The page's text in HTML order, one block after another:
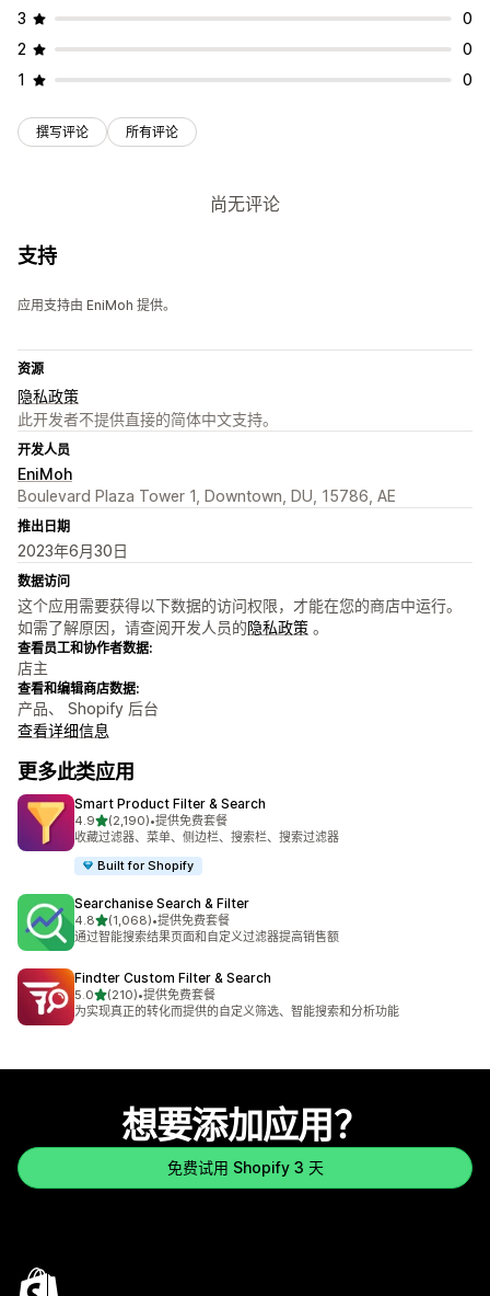
3
0
2
0
1
0
撰写评论 所有评论
尚无评论
支持
应用支持由 EniMoh 提供。
资源
隐私政策
此开发者不提供直接的简体中文支持。
开发人员
EniMoh
Boulevard Plaza Tower 1, Downtown, DU, 15786, AE
推出日期
2023年6月30日
数据访问
这个应用需要获得以下数据的访问权限，才能在您的商店中运行。
如需了解原因，请查阅开发人员的隐私政策 。
查看员工和协作者数据:
店主
查看和编辑商店数据:
产品、 Shopify 后台
查看详细信息
更多此类应用
Smart Product Filter & Search
4.9星（满分 5 星）
(2,190)
总共 2190 条评论
•提供免费套餐
收藏过滤器、菜单、侧边栏、搜索栏、搜索过滤器
Built for Shopify
Searchanise Search & Filter
4.8星（满分 5 星）
(1,068)
总共 1068 条评论
•提供免费套餐
通过智能搜索结果页面和自定义过滤器提高销售额
Findter Custom Filter & Search
5.0星（满分 5 星）
(210)
总共 210 条评论
•提供免费套餐
为实现真正的转化而提供的自定义筛选、智能搜索和分析功能
想要添加应用？
免费试用 Shopify 3 天